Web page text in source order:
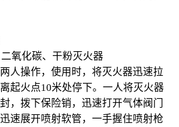
氧化碳、干粉灭火器
人操作，使用时，将灭火器迅速拉
起火点10米处停下。一人将灭火器
，拨下保险销，迅速打开气体阀门
速展开喷射软管，一手握住喷射枪